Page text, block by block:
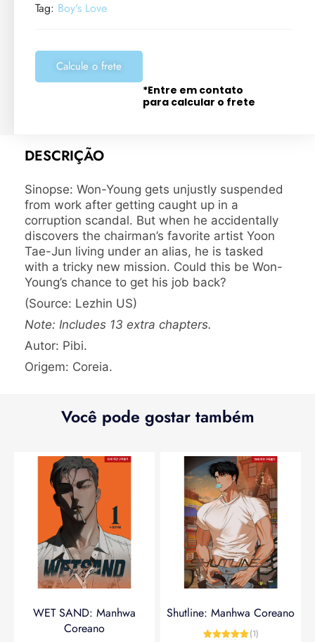
Tag: Boy's Love
Calcule o frete
*Entre em contato
para calcular o frete
DESCRIÇÃO
Sinopse: Won-Young gets unjustly suspended
from work after getting caught up in a
corruption scandal. But when he accidentally
discovers the chairman’s favorite artist Yoon
Tae-Jun living under an alias, he is tasked
with a tricky new mission. Could this be Won-
Young’s chance to get his job back?
(Source: Lezhin US)
Note: Includes 13 extra chapters.
Autor: Pibi.
Origem: Coreia.
Você pode gostar também
WET SAND: Manhwa
Coreano
Shutline: Manhwa Coreano
(1)